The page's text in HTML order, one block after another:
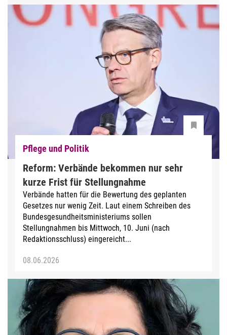
Pflege und Politik
Reform: Verbände bekommen nur sehr
kurze Frist für Stellungnahme
Verbände hatten für die Bewertung des geplanten
Gesetzes nur wenig Zeit. Laut einem Schreiben des
Bundesgesundheitsministeriums sollen
Stellungnahmen bis Mittwoch, 10. Juni (nach
Redaktionsschluss) eingereicht...
08.06.2026